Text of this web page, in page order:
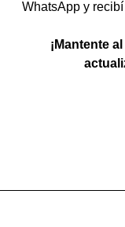
WhatsApp y
¡Mantente